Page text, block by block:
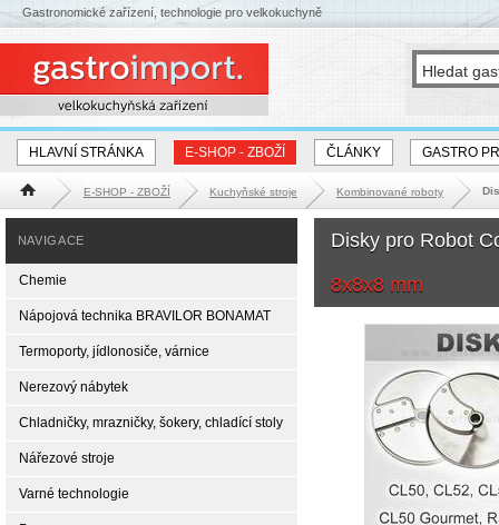
HLAVNÍ STRÁNKA E-SHOP - ZBOŽÍ ČLÁNKY GASTRO
Hlavní stránka E-SHOP - ZBOŽÍ Kuchyňské stroje Kombinované roboty
Disky pro Robot
8x8x8 mm
NAVIGACE
Chemie
Nápojová technika BRAVILOR BONAMAT
Termoporty, jídlonosiče, várnice
Nerezový nábytek
Chladničky, mrazničky, šokery, chladící stoly
Nářezové stroje
Varné technologie
Gastronomické zařízení, technologie pro velkokuchyně